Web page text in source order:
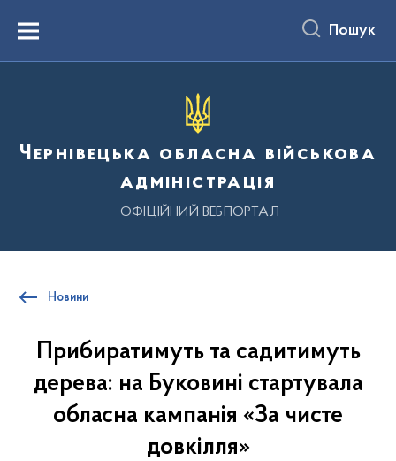
вмістуMenu Пошук
Чернівецька обласна військова
адміністрація
ОФІЦІЙНИЙ ВЕБПОРТАЛ
Новини
Прибиратимуть та садитимуть
дерева: на Буковині стартувала
обласна кампанія «За чисте
довкілля»